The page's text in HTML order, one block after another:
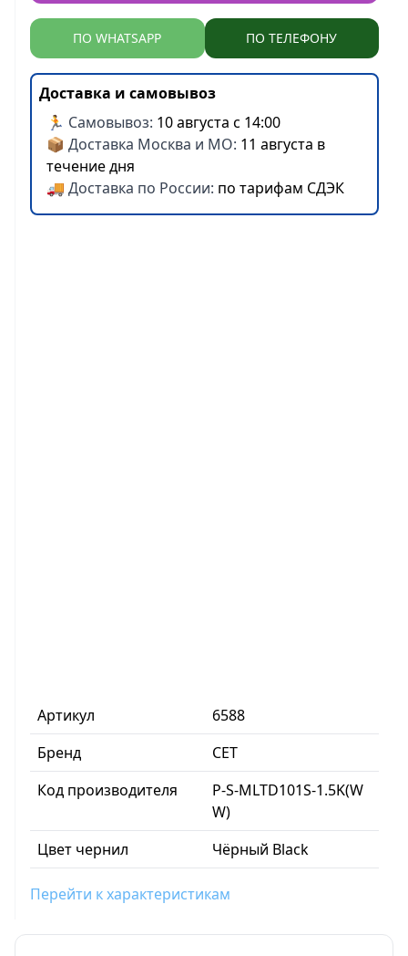
Артикул
6588
Бренд
CET
Код производителя
P-S-MLTD101S-1.5K(W
W)
Цвет чернил
Чёрный Black
Перейти к характеристикам
ПО WHATSAPP ПО ТЕЛЕФОНУ
Доставка и самовывоз
🏃 Самовывоз: 10 августа с 14:00
📦 Доставка Москва и МО: 11 августа в
течение дня
🚚 Доставка по России: по тарифам СДЭК